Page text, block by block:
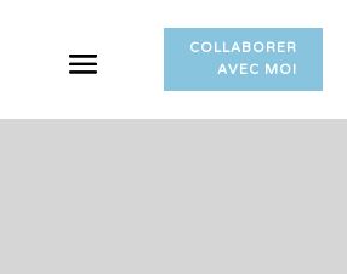
COLLABORER
AVEC MOI